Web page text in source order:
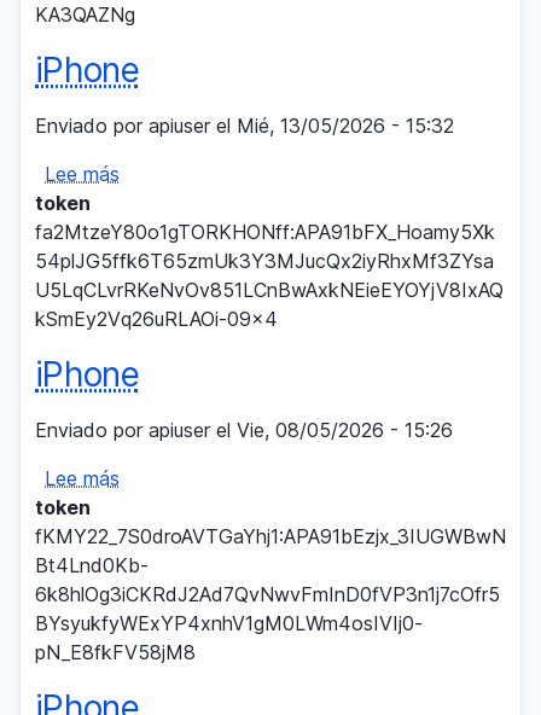
KA3QAZNg
iPhone
Enviado por apiuserel Mié, 13/05/2026 - 15:32
Lee más
token
fa2MtzeY80o1gTORKHONff:APA91bFX_Hoamy5Xk
54plJG5ffk6T65zmUk3Y3MJucQx2iyRhxMf3ZYsa
U5LqCLvrRKeNvOv851LCnBwAxkNEieEYOYjV8IxAQ
kSmEy2Vq26uRLAOi-09x4
iPhone
Enviado por apiuserel Vie, 08/05/2026 - 15:26
Lee más
token
fKMY22_7S0droAVTGaYhj1:APA91bEzjx_3IUGWBwN
Bt4Lnd0Kb-
6k8hlOg3iCKRdJ2Ad7QvNwvFmInD0fVP3n1j7cOfr5
BYsyukfyWExYP4xnhV1gM0LWm4osIVIj0-
pN_E8fkFV58jM8